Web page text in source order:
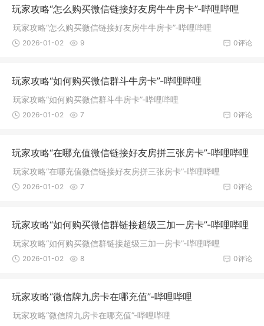
玩家攻略“怎么购买微信链接好友房牛牛房卡”-哔哩哔哩
玩家攻略“怎么购买微信链接好友房牛牛房卡”-哔哩哔哩
0评论
2026-01-02 9
玩家攻略“如何购买微信群斗牛房卡”-哔哩哔哩
玩家攻略“如何购买微信群斗牛房卡”-哔哩哔哩
0评论
2026-01-02 7
玩家攻略“在哪充值微信链接好友房拼三张房卡”-哔哩哔哩
玩家攻略“在哪充值微信链接好友房拼三张房卡”-哔哩哔哩
0评论
2026-01-02 7
玩家攻略“如何购买微信群链接超级三加一房卡”-哔哩哔哩
玩家攻略“如何购买微信群链接超级三加一房卡”-哔哩哔哩
0评论
2026-01-02 8
玩家攻略“微信牌九房卡在哪充值”-哔哩哔哩
玩家攻略“微信牌九房卡在哪充值”-哔哩哔哩